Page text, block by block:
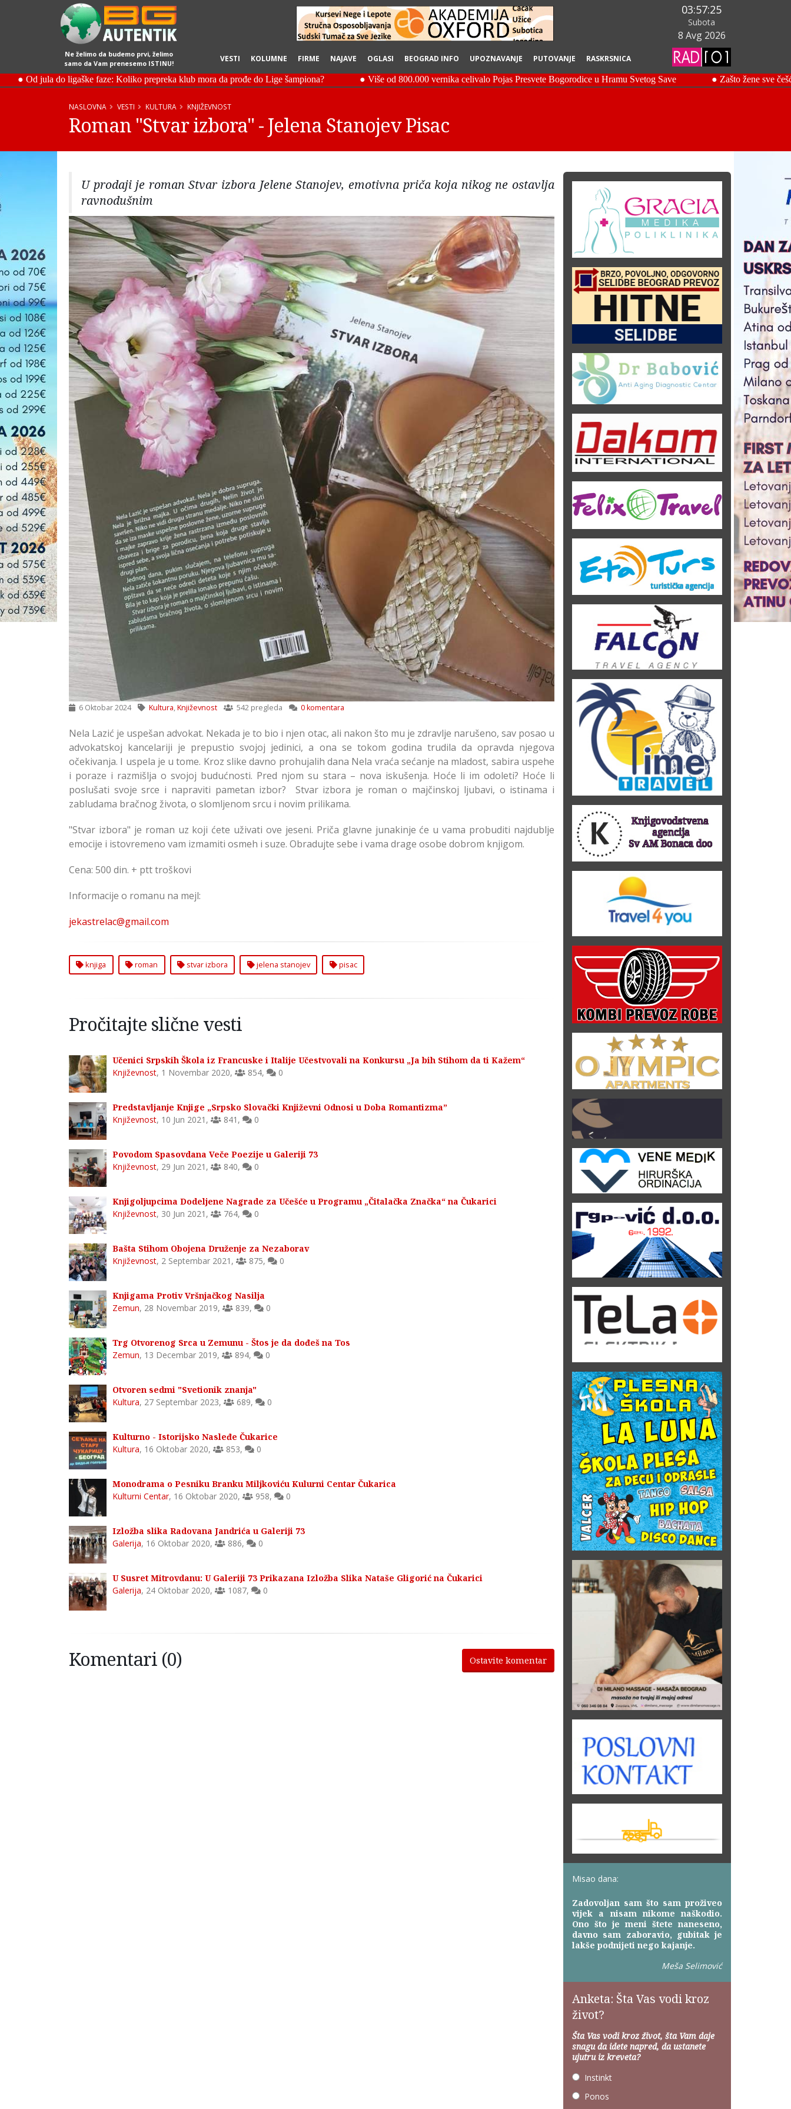
Ne želimo da budemo prvi, želimo
samo da Vam prenesemo ISTINU!
VESTI KOLUMNE FIRME NAJAVE OGLASI BEOGRAD INFO UPOZNAVANJE PUTOVANJE RASKRSNICA
03:57:26
Subota
8 Avg 2026
NASLOVNA VESTI KULTURA KNJIŽEVNOST
Roman "Stvar izbora" - Jelena Stanojev Pisac
U prodaji je roman Stvar izbora Jelene Stanojev, emotivna priča koja nikog ne ostavlja
ravnodušnim
6 Oktobar 2024 Kultura,Književnost 542 pregleda 0 komentara
Nela Lazić je uspešan advokat. Nekada je to bio i njen otac, ali nakon što mu je zdravlje narušeno, sav posao u
advokatskoj kancelariji je prepustio svojoj jedinici, a ona se tokom godina trudila da opravda njegova
očekivanja. I uspela je u tome. Kroz slike davno prohujalih dana Nela vraća sećanje na mladost, sabira uspehe
i poraze i razmišlja o svojoj budućnosti. Pred njom su stara – nova iskušenja. Hoće li im odoleti? Hoće li
poslušati svoje srce i napraviti pametan izbor? Stvar izbora je roman o majčinskoj ljubavi, o istinama i
zabludama bračnog života, o slomljenom srcu i novim prilikama.
"Stvar izbora" je roman uz koji ćete uživati ove jeseni. Priča glavne junakinje će u vama probuditi najdublje
emocije i istovremeno vam izmamiti osmeh i suze. Obradujte sebe i vama drage osobe dobrom knjigom.
Cena: 500 din. + ptt troškovi
Informacije o romanu na mejl:
jekastrelac@gmail.com
knjiga roman stvar izbora jelena stanojev pisac
Pročitajte slične vesti
Učenici Srpskih Škola iz Francuske i Italije Učestvovali na Konkursu „Ja bih Stihom da ti Kažem“
Književnost, 1 Novembar 2020, 854, 0
Predstavljanje Knjige „Srpsko Slovački Književni Odnosi u Doba Romantizma”
Književnost, 10 Jun 2021 , 841 , 0
Povodom Spasovdana Veče Poezije u Galeriji 73
Književnost, 29 Jun 2021 , 840, 0
Knjigoljupcima Dodeljene Nagrade za Učešće u Programu „Čitalačka Značka“ na Čukarici
Književnost, 30 Jun 2021 , 764, 0
Bašta Stihom Obojena Druženje za Nezaborav
Književnost, 2 Septembar 2021 , 875, 0
Knjigama Protiv Vršnjačkog Nasilja
Zemun, 28 Novembar 2019, 839, 0
Trg Otvorenog Srca u Zemunu - Štos je da dođeš na Tos
Zemun, 13 Decembar 2019, 894, 0
Otvoren sedmi "Svetionik znanja"
Kultura, 27 Septembar 2023, 689, 0
Kulturno - Istorijsko Nasleđe Čukarice
Kultura, 16 Oktobar 2020, 853, 0
Monodrama o Pesniku Branku Miljkoviću Kulurni Centar Čukarica
Kulturni Centar, 16 Oktobar 2020, 958, 0
Izložba slika Radovana Jandrića u Galeriji 73
Galerija, 16 Oktobar 2020, 886, 0
U Susret Mitrovdanu: U Galeriji 73 Prikazana Izložba Slika Nataše Gligorić na Čukarici
Galerija, 24 Oktobar 2020, 1087, 0
Komentari (0) Ostavite komentar
Misao dana:
Zadovoljan sam što sam proživeo
vijek a nisam nikome naškodio.
Ono što je meni štete naneseno,
davno sam zaboravio, gubitak je
lakše podnijeti nego kajanje.
Meša Selimović
Anketa: Šta Vas vodi kroz
život?
Šta Vas vodi kroz život, šta Vam daje
snagu da idete napred, da ustanete
ujutru iz kreveta?
Instinkt
Ponos